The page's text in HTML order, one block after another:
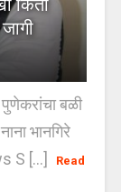
किती
बळी
भानगिरे
S [...]
Read